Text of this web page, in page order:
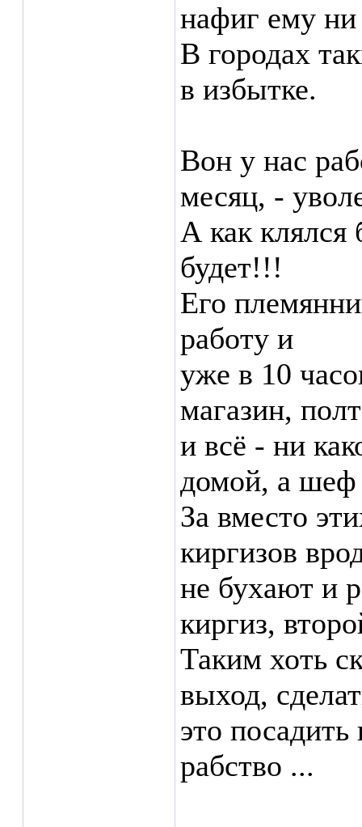
нафиг ему
В городах
в избытке.
Вон у нас
месяц, -
А как клялся
будет!!!
Его
работу и
уже в 10
магазин,
и всё - ни
домой, а шеф
За вместо
киргизов
не бухают и
киргиз,
Таким хоть
выход,
это
рабство ...